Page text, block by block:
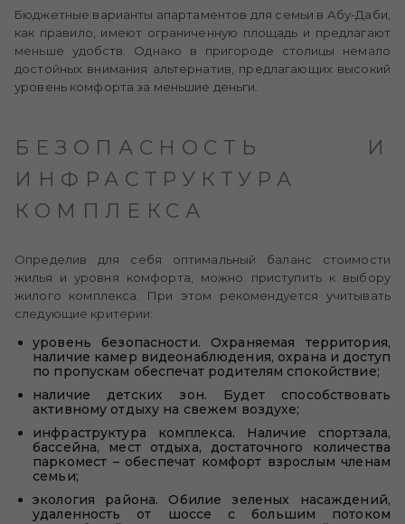
Бюджетные варианты апартаментов для семьи в Абу-Даби,
как правило, имеют ограниченную площадь и предлагают
меньше удобств. Однако в пригороде столицы немало
достойных внимания альтернатив, предлагающих высокий
уровень комфорта за меньшие деньги.
БЕЗОПАСНОСТЬ И
ИНФРАСТРУКТУРА
КОМПЛЕКСА
Определив для себя оптимальный баланс стоимости
жилья и уровня комфорта, можно приступить к выбору
жилого комплекса. При этом рекомендуется учитывать
следующие критерии:
уровень безопасности. Охраняемая территория,
наличие камер видеонаблюдения, охрана и доступ
по пропускам обеспечат родителям спокойствие;
наличие детских зон. Будет способствовать
активному отдыху на свежем воздухе;
инфраструктура комплекса. Наличие спортзала,
бассейна, мест отдыха, достаточного количества
паркомест – обеспечат комфорт взрослым членам
семьи;
экология района. Обилие зеленых насаждений,
удаленность от шоссе с большим потоком